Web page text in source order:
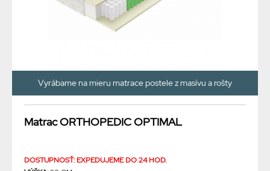
Vyrábame na mieru matrace postele z masívu a rošty
Matrac ORTHOPEDIC OPTIMAL
DOSTUPNOSŤ: EXPEDUJEME DO 24 HOD.